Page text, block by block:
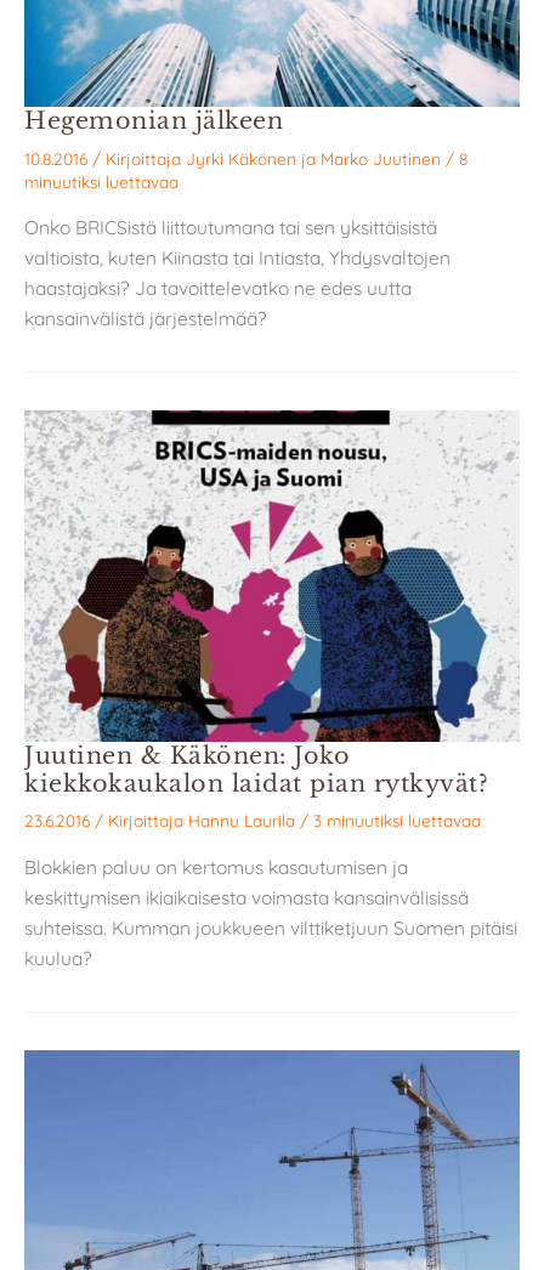
Hegemonian jälkeen
10.8.2016 / Kirjoittaja Jyrki Käkönen ja Marko Juutinen / 8
minuutiksi luettavaa
Onko BRICSistä liittoutumana tai sen yksittäisistä
valtioista, kuten Kiinasta tai Intiasta, Yhdysvaltojen
haastajaksi? Ja tavoittelevatko ne edes uutta
kansainvälistä järjestelmää?
Juutinen & Käkönen: Joko
kiekkokaukalon laidat pian rytkyvät?
23.6.2016 / Kirjoittaja Hannu Laurila / 3 minuutiksi luettavaa
Blokkien paluu on kertomus kasautumisen ja
keskittymisen ikiaikaisesta voimasta kansainvälisissä
suhteissa. Kumman joukkueen vilttiketjuun Suomen pitäisi
kuulua?